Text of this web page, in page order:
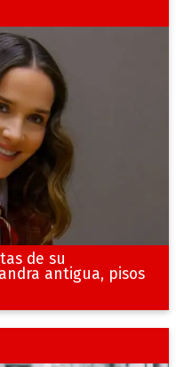
de su
antigua, pisos